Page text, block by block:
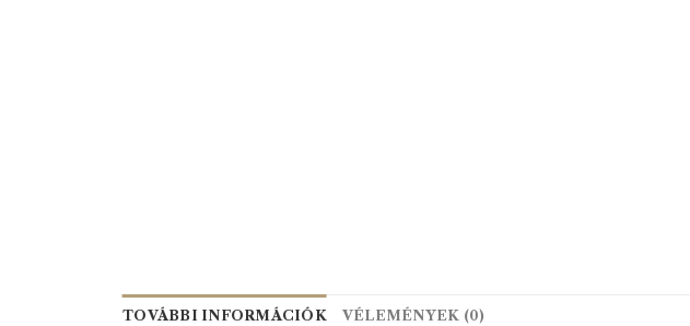
TOVÁBBI INFORMÁCIÓK VÉLEMÉNYEK (0)